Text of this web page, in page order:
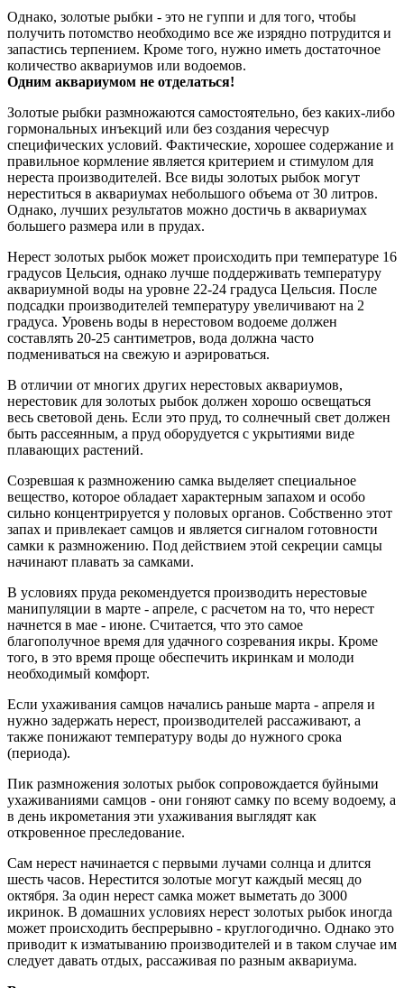
Однако, золотые рыбки - это не гуппи и для того, чтобы
получить потомство необходимо все же изрядно потрудится и
запастись терпением. Кроме того, нужно иметь достаточное
количество аквариумов или водоемов.
Одним аквариумом не отделаться!
Золотые рыбки размножаются самостоятельно, без каких-либо
гормональных инъекций или без создания чересчур
специфических условий. Фактические, хорошее содержание и
правильное кормление является критерием и стимулом для
нереста производителей. Все виды золотых рыбок могут
нереститься в аквариумах небольшого объема от 30 литров.
Однако, лучших результатов можно достичь в аквариумах
большего размера или в прудах.
Нерест золотых рыбок может происходить при температуре 16
градусов Цельсия, однако лучше поддерживать температуру
аквариумной воды на уровне 22-24 градуса Цельсия. После
подсадки производителей температуру увеличивают на 2
градуса. Уровень воды в нерестовом водоеме должен
составлять 20-25 сантиметров, вода должна часто
подмениваться на свежую и аэрироваться.
В отличии от многих других нерестовых аквариумов,
нерестовик для золотых рыбок должен хорошо освещаться
весь световой день. Если это пруд, то солнечный свет должен
быть рассеянным, а пруд оборудуется с укрытиями виде
плавающих растений.
Созревшая к размножению самка выделяет специальное
вещество, которое обладает характерным запахом и особо
сильно концентрируется у половых органов. Собственно этот
запах и привлекает самцов и является сигналом готовности
самки к размножению. Под действием этой секреции самцы
начинают плавать за самками.
В условиях пруда рекомендуется производить нерестовые
манипуляции в марте - апреле, с расчетом на то, что нерест
начнется в мае - июне. Считается, что это самое
благополучное время для удачного созревания икры. Кроме
того, в это время проще обеспечить икринкам и молоди
необходимый комфорт.
Если ухаживания самцов начались раньше марта - апреля и
нужно задержать нерест, производителей рассаживают, а
также понижают температуру воды до нужного срока
(периода).
Пик размножения золотых рыбок сопровождается буйными
ухаживаниями самцов - они гоняют самку по всему водоему, а
в день икрометания эти ухаживания выглядят как
откровенное преследование.
Сам нерест начинается с первыми лучами солнца и длится
шесть часов. Нерестится золотые могут каждый месяц до
октября. За один нерест самка может выметать до 3000
икринок. В домашних условиях нерест золотых рыбок иногда
может происходить беспрерывно - круглогодично. Однако это
приводит к изматыванию производителей и в таком случае им
следует давать отдых, рассаживая по разным аквариума.